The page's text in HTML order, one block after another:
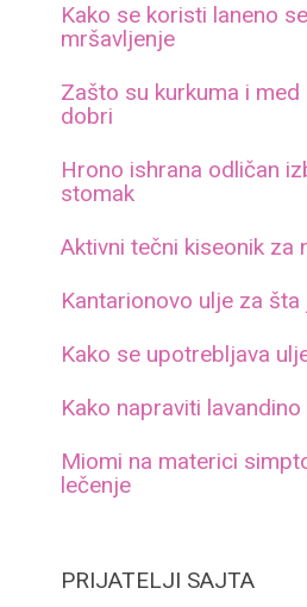
Kako se koristi laneno
mršavljenje
Zašto su kurkuma i
dobri
Hrono ishrana odličan
stomak
Aktivni tečni kiseonik za
Kantarionovo ulje za
Kako se upotrebljava
Kako napraviti lavandino
Miomi na materici
lečenje
PRIJATELJI SAJTA